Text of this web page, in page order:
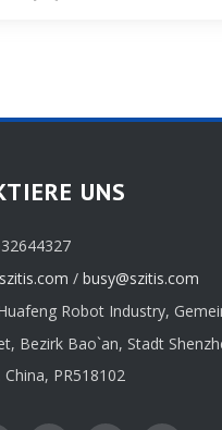
UNS
/ busy@szitis.com
Robot Industry,
Bezirk Bao`an, Stadt
PR518102